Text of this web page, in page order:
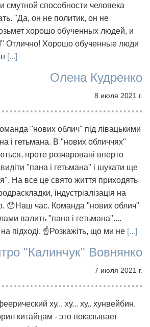
смутной способности человека
"Да, он не политик, он не
хорошо обученных людей, и
Отлично! Хорошо обученные люди
[...]
Олена Кудренко
8 июля 2021 г.
"нових облич" під лівацькими
і гетьмана. В "нових обличчях"
проте розчаровані вперто
"пана і гетьмана" і шукати ще
На все це свято життя приходять
індустріалізація на
😯Наш час. Команда "нових облич"
валить "пана і гетьмана"....
підході. ☝️Розкажіть, що ми не [...]
"Калинчук" Вовнянко
7 июля 2021 г.
ху... ху... ху.. хунвейбин.
китайцам - это показывает